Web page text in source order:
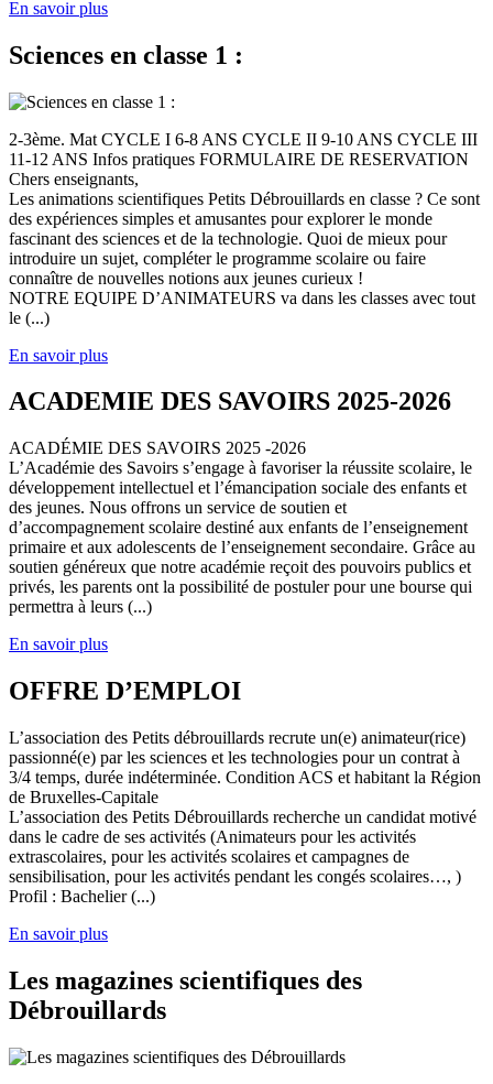
En savoir plus
Sciences en classe 1 :
2-3ème. Mat CYCLE I 6-8 ANS CYCLE II 9-10 ANS CYCLE III
11-12 ANS Infos pratiques FORMULAIRE DE RESERVATION
Chers enseignants,
Les animations scientifiques Petits Débrouillards en classe ? Ce sont
des expériences simples et amusantes pour explorer le monde
fascinant des sciences et de la technologie. Quoi de mieux pour
introduire un sujet, compléter le programme scolaire ou faire
connaître de nouvelles notions aux jeunes curieux !
NOTRE EQUIPE D’ANIMATEURS va dans les classes avec tout
le (...)
En savoir plus
ACADEMIE DES SAVOIRS 2025-2026
ACADÉMIE DES SAVOIRS 2025 -2026
L’Académie des Savoirs s’engage à favoriser la réussite scolaire, le
développement intellectuel et l’émancipation sociale des enfants et
des jeunes. Nous offrons un service de soutien et
d’accompagnement scolaire destiné aux enfants de l’enseignement
primaire et aux adolescents de l’enseignement secondaire. Grâce au
soutien généreux que notre académie reçoit des pouvoirs publics et
privés, les parents ont la possibilité de postuler pour une bourse qui
permettra à leurs (...)
En savoir plus
OFFRE D’EMPLOI
L’association des Petits débrouillards recrute un(e) animateur(rice)
passionné(e) par les sciences et les technologies pour un contrat à
3/4 temps, durée indéterminée. Condition ACS et habitant la Région
de Bruxelles-Capitale
L’association des Petits Débrouillards recherche un candidat motivé
dans le cadre de ses activités (Animateurs pour les activités
extrascolaires, pour les activités scolaires et campagnes de
sensibilisation, pour les activités pendant les congés scolaires…, )
Profil : Bachelier (...)
En savoir plus
Les magazines scientifiques des
Débrouillards